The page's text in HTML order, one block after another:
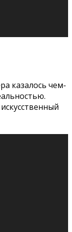
когда
бороться со